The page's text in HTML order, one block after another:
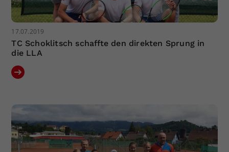
17.07.2019
TC Schoklitsch schaffte den direkten Sprung in
die LLA